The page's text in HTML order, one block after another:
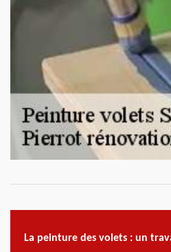
La peinture des volets : un